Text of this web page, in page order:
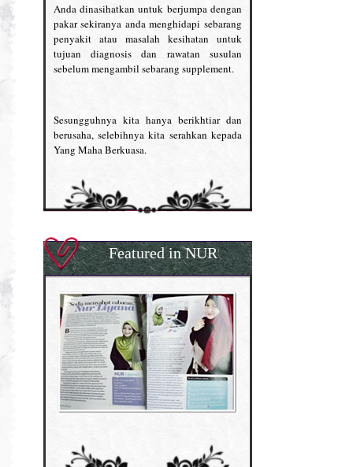
Anda dinasihatkan untuk berjumpa dengan
pakar sekiranya anda menghidapi sebarang
penyakit atau masalah kesihatan untuk
tujuan diagnosis dan rawatan susulan
sebelum mengambil sebarang supplement.
Sesungguhnya kita hanya berikhtiar dan
berusaha, selebihnya kita serahkan kepada
Yang Maha Berkuasa.
Featured in NUR